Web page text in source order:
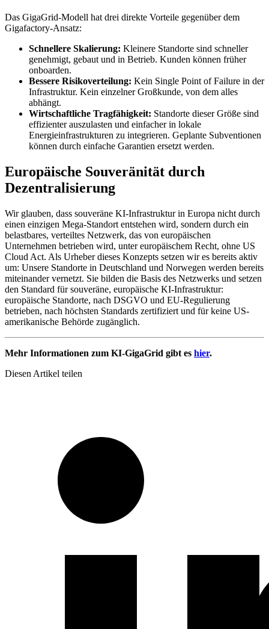
Das GigaGrid-Modell hat drei direkte Vorteile gegenüber dem
Gigafactory-Ansatz:
Schnellere Skalierung: Kleinere Standorte sind schneller
genehmigt, gebaut und in Betrieb. Kunden können früher
onboarden.
Bessere Risikoverteilung: Kein Single Point of Failure in der
Infrastruktur. Kein einzelner Großkunde, von dem alles
abhängt.
Wirtschaftliche Tragfähigkeit: Standorte dieser Größe sind
effizienter auszulasten und einfacher in lokale
Energieinfrastrukturen zu integrieren. Geplante Subventionen
können durch einfache Garantien ersetzt werden.
Europäische Souveränität durch
Dezentralisierung
Wir glauben, dass souveräne KI-Infrastruktur in Europa nicht durch
einen einzigen Mega-Standort entstehen wird, sondern durch ein
belastbares, verteiltes Netzwerk, das von europäischen
Unternehmen betrieben wird, unter europäischem Recht, ohne US
Cloud Act. Als Urheber dieses Konzepts setzen wir es bereits aktiv
um: Unsere Standorte in Deutschland und Norwegen werden bereits
miteinander vernetzt. Sie bilden die Basis des Netzwerks und setzen
den Standard für souveräne, europäische KI-Infrastruktur:
europäische Standorte, nach DSGVO und EU-Regulierung
betrieben, nach höchsten Standards zertifiziert und für keine US-
amerikanische Behörde zugänglich.
Mehr Informationen zum KI-GigaGrid gibt es hier.
Diesen Artikel teilen